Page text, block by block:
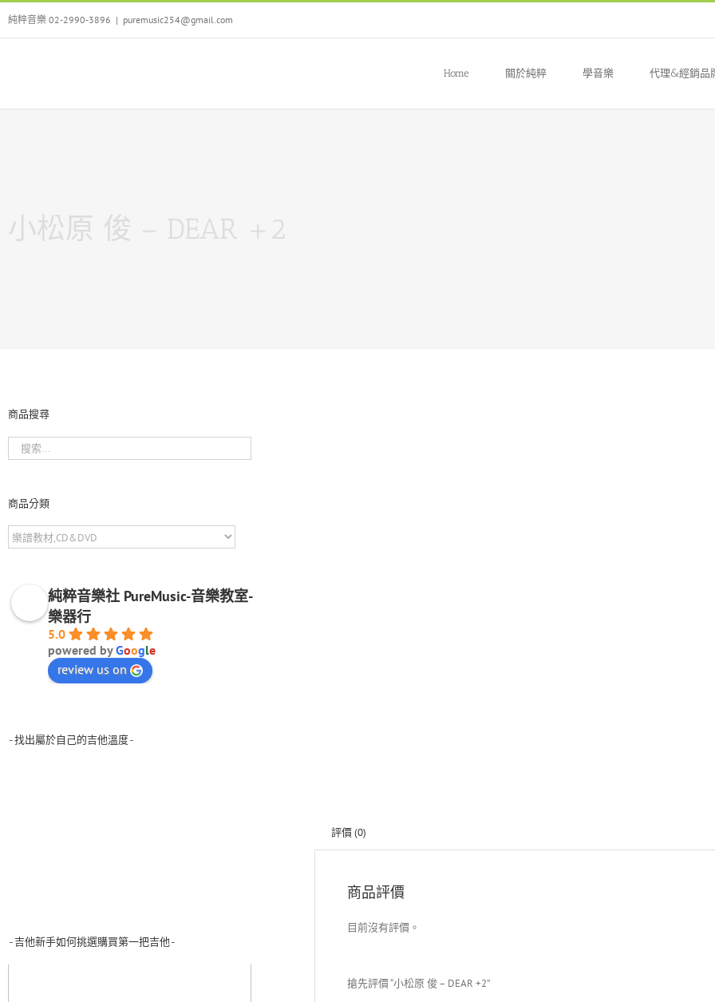
Skip
content
純粹音樂 02-2990-3896 | puremusic254@gmail.com
Home 關於純粹 學音樂 代理&經銷品
小松原 俊 – DEAR +2
評價 (0)
商品評價
目前沒有評價。
搶先評價 “小松原 俊 – DEAR +2”
商品搜尋
商品分類
純粹音樂社 PureMusic-音樂教室-
樂器行
5.0
powered byGoogle
review us on
-找出屬於自己的吉他溫度-
-吉他新手如何挑選購買第一把吉他-